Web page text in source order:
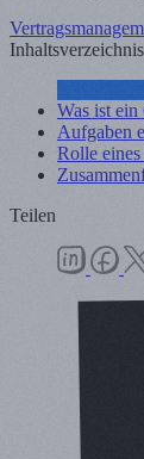
Inhaltsverzeichnis
Was ist ein
Aufgaben
Rolle
Teilen